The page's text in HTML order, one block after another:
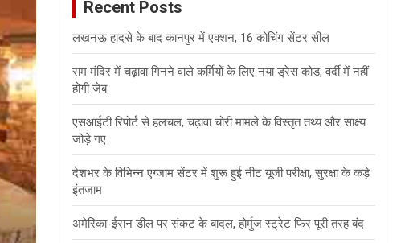
Recent Posts
लखनऊ हादसे के बाद कानपुर में एक्शन, 16 कोचिंग सेंटर सील
राम मंदिर में चढ़ावा गिनने वाले कर्मियों के लिए नया ड्रेस कोड, वर्दी में नहीं
होगी जेब
एसआईटी रिपोर्ट से हलचल, चढ़ावा चोरी मामले के विस्तृत तथ्य और साक्ष्य
जोड़े गए
देशभर के विभिन्न एग्जाम सेंटर में शुरू हुई नीट यूजी परीक्षा, सुरक्षा के कड़े
इंतजाम
अमेरिका-ईरान डील पर संकट के बादल, होर्मुज स्ट्रेट फिर पूरी तरह बंद